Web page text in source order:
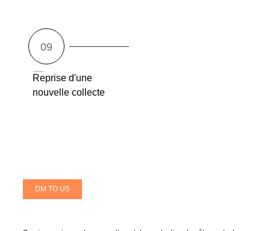
Reprise d'une
nouvelle collecte
DM TO US